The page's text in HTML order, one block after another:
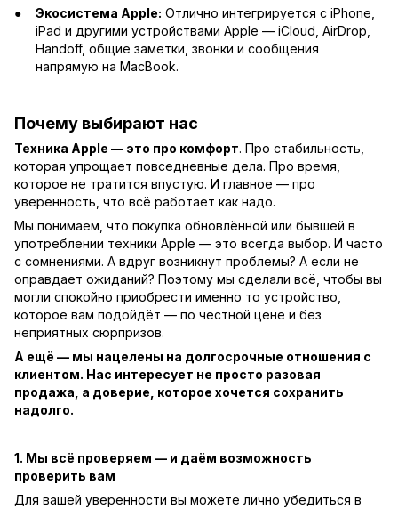
Экосистема Apple: Отлично интегрируется с iPhone,
iPad и другими устройствами Apple — iCloud, AirDrop,
Handoff, общие заметки, звонки и сообщения
напрямую на MacBook.
Почему выбирают нас
Техника Apple — это про комфорт. Про стабильность,
которая упрощает повседневные дела. Про время,
которое не тратится впустую. И главное — про
уверенность, что всё работает как надо.
Мы понимаем, что покупка обновлённой или бывшей в
употреблении техники Apple — это всегда выбор. И часто
с сомнениями. А вдруг возникнут проблемы? А если не
оправдает ожиданий? Поэтому мы сделали всё, чтобы вы
могли спокойно приобрести именно то устройство,
которое вам подойдёт — по честной цене и без
неприятных сюрпризов.
А ещё — мы нацелены на долгосрочные отношения с
клиентом. Нас интересует не просто разовая
продажа, а доверие, которое хочется сохранить
надолго.
1. Мы всё проверяем — и даём возможность
проверить вам
Для вашей уверенности вы можете лично убедиться в